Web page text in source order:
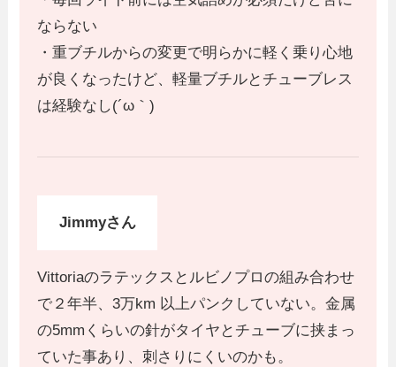
ならない
・重ブチルからの変更で明らかに軽く乗り心地
が良くなったけど、軽量ブチルとチューブレス
は経験なし(´ω｀)
Jimmyさん
Vittoriaのラテックスとルビノプロの組み合わせ
で２年半、3万km 以上パンクしていない。金属
の5mmくらいの針がタイヤとチューブに挟まっ
ていた事あり、刺さりにくいのかも。